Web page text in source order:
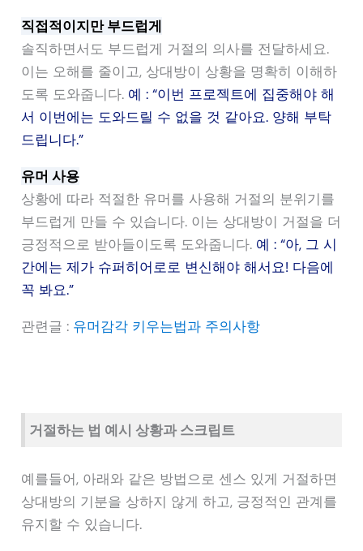
직접적이지만 부드럽게
솔직하면서도 부드럽게 거절의 의사를 전달하세요.
이는 오해를 줄이고, 상대방이 상황을 명확히 이해하
도록 도와줍니다. 예 : “이번 프로젝트에 집중해야 해
서 이번에는 도와드릴 수 없을 것 같아요. 양해 부탁
드립니다.”
유머 사용
상황에 따라 적절한 유머를 사용해 거절의 분위기를
부드럽게 만들 수 있습니다. 이는 상대방이 거절을 더
긍정적으로 받아들이도록 도와줍니다. 예 : “아, 그 시
간에는 제가 슈퍼히어로로 변신해야 해서요! 다음에
꼭 봐요.”
관련글 : 유머감각 키우는법과 주의사항
거절하는 법 예시 상황과 스크립트
예를들어, 아래와 같은 방법으로 센스 있게 거절하면
상대방의 기분을 상하지 않게 하고, 긍정적인 관계를
유지할 수 있습니다.